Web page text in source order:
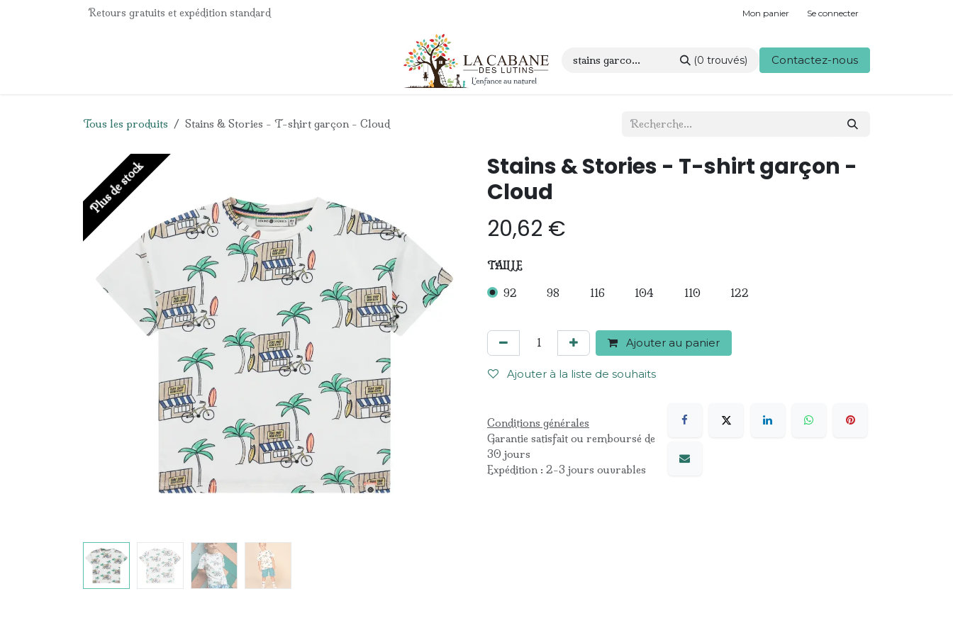
Se rendre au contenuRetours gratuits et expédition standard Mon panier Se connecter
Contact (0 trouvés) Contactez-nous
Tous les produits Stains & Stories - T-shirt garçon - Cloud
Plus de stock
Stains & Stories - T-shirt garçon -
Cloud
20,62 €
TAILLE
92 98 116 104 110 122
Ajouter au panier
Ajouter à la liste de souhaits
Conditions générales
Garantie satisfait ou remboursé de
30 jours
Expédition : 2-3 jours ouvrables